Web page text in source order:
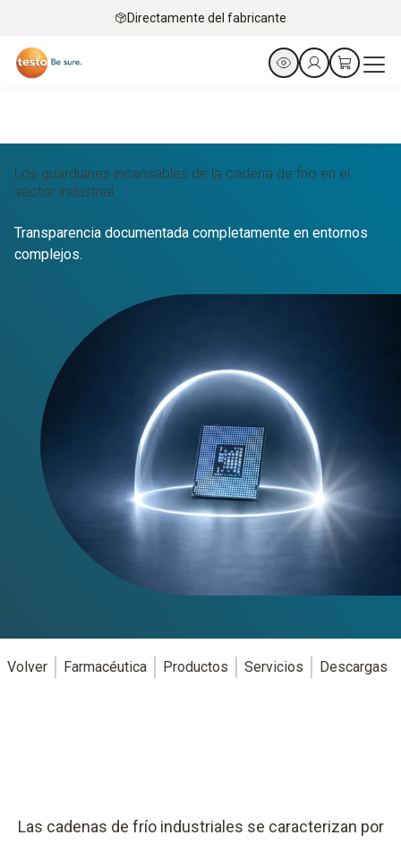
Directamente del fabricante
Los guardianes incansables de la cadena de frío en el
sector industrial.
Transparencia documentada completamente en entornos
complejos.
Volver Farmacéutica Productos Servicios Descargas
Las cadenas de frío industriales se caracterizan por